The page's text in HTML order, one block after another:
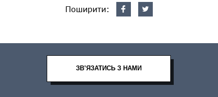
Поширити:
ЗВ’ЯЗАТИСЬ З НАМИ